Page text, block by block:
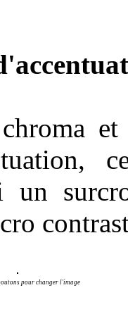
un
pour changer l'image